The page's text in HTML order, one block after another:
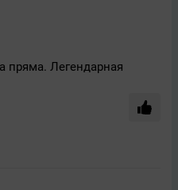
пряма. Легендарная